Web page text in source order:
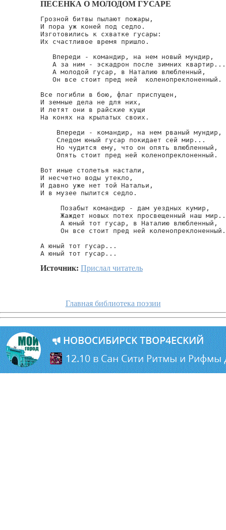
ПЕСЕНКА О МОЛОДОМ ГУСАРЕ
Грозной битвы пылают пожары,
И пора уж коней под седло.
Изготовились к схватке гусары:
Их счастливое время пришло.
   Впереди - командир, на нем новый мундир,
   А за ним - эскадрон после зимних квартир...
   А молодой гусар, в Наталию влюбленный,
   Он все стоит пред ней  коленопреклоненный.
Все погибли в бою, флаг приспущен,
И земные дела не для них,
И летят они в райские кущи
На конях на крылатых своих.
    Впереди - командир, на нем рваный мундир,
    Следом юный гусар покидает сей мир...
    Но чудится ему, что он опять влюбленный,
    Опять стоит пред ней коленопреклоненный.
Вот иные столетья настали,
И несчетно воды утекло,
И давно уже нет той Натальи,
И в музее пылится седло.
     Позабыт командир - дам уездных кумир,
Жаждет новых потех просвещенный наш
     А юный тот гусар, в Наталию влюбленный,
     Он все стоит пред ней коленопреклоненный.
А юный тот гусар...
А юный тот гусар...
Источник: Прислал читатель
Главная библиотека поэзии